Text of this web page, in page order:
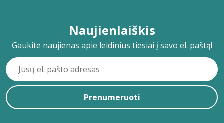
Naujienlaiškis
Gaukite naujienas apie leidinius tiesiai į savo el. paštą!
Prenumeruoti